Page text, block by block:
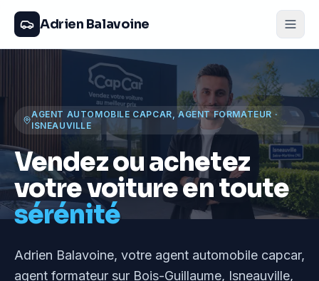
Adrien Balavoine
AGENT AUTOMOBILE CAPCAR, AGENT FORMATEUR ·
ISNEAUVILLE
Vendez ou achetez
votre voiture en toute
sérénité
Adrien Balavoine, votre agent automobile capcar,
agent formateur sur Bois-Guillaume, Isneauville,